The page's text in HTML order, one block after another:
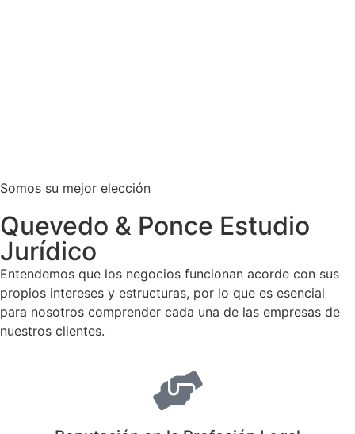
Somos su mejor elección
Quevedo & Ponce Estudio
Jurídico
Entendemos que los negocios funcionan acorde con sus
propios intereses y estructuras, por lo que es esencial
para nosotros comprender cada una de las empresas de
nuestros clientes.